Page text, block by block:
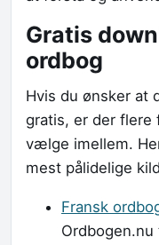
Gratis
ordbog
Hvis du ønsker at
gratis, er der flere
vælge imellem.
mest pålidelige
Fransk